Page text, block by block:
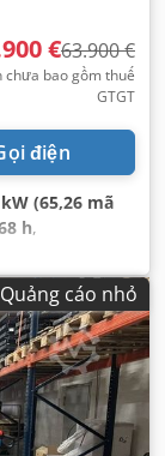
€63.900 €
chưa bao gồm thuế
GTGT
điện
(65,26 mã
h,
Quảng cáo nhỏ